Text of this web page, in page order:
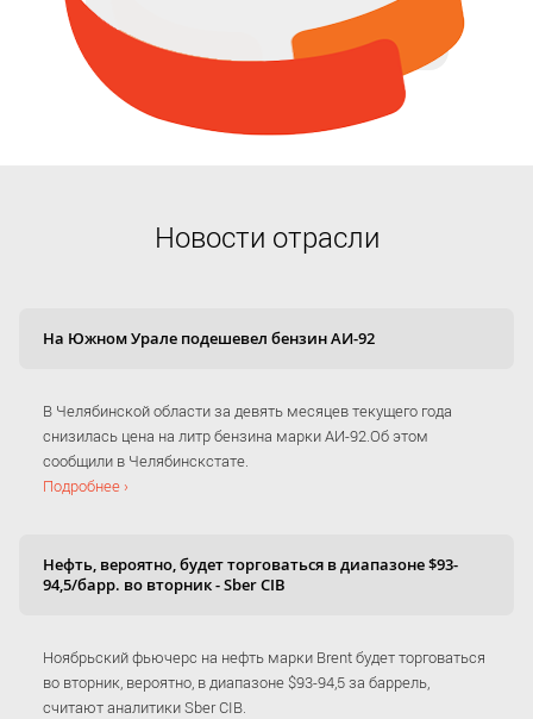
Новости отрасли
На Южном Урале подешевел бензин АИ-92
В Челябинской области за девять месяцев текущего года
снизилась цена на литр бензина марки АИ-92.Об этом
сообщили в Челябинскстате.
Подробнее ›
Нефть, вероятно, будет торговаться в диапазоне $93-
94,5/барр. во вторник - Sber CIB
Ноябрьский фьючерс на нефть марки Brent будет торговаться
во вторник, вероятно, в диапазоне $93-94,5 за баррель,
считают аналитики Sber CIB.